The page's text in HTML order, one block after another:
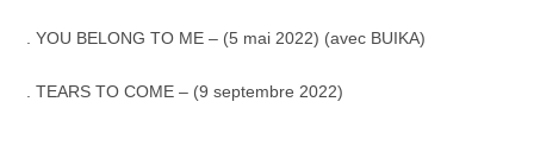
. YOU BELONG TO ME – (5 mai 2022) (avec BUIKA)
. TEARS TO COME – (9 septembre 2022)